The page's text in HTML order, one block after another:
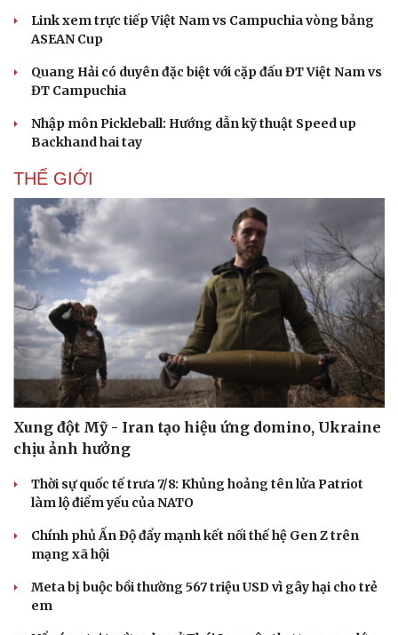
Link xem trực tiếp Việt Nam vs Campuchia vòng bảng
ASEAN Cup
Quang Hải có duyên đặc biệt với cặp đấu ĐT Việt Nam vs
ĐT Campuchia
Nhập môn Pickleball: Hướng dẫn kỹ thuật Speed up
Backhand hai tay
THẾ GIỚI
Xung đột Mỹ - Iran tạo hiệu ứng domino, Ukraine
chịu ảnh hưởng
Thời sự quốc tế trưa 7/8: Khủng hoảng tên lửa Patriot
làm lộ điểm yếu của NATO
Chính phủ Ấn Độ đẩy mạnh kết nối thế hệ Gen Z trên
mạng xã hội
Meta bị buộc bồi thường 567 triệu USD vì gây hại cho trẻ
em